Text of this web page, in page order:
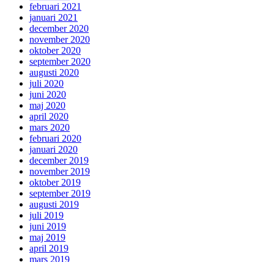
februari 2021
januari 2021
december 2020
november 2020
oktober 2020
september 2020
augusti 2020
juli 2020
juni 2020
maj 2020
april 2020
mars 2020
februari 2020
januari 2020
december 2019
november 2019
oktober 2019
september 2019
augusti 2019
juli 2019
juni 2019
maj 2019
april 2019
mars 2019